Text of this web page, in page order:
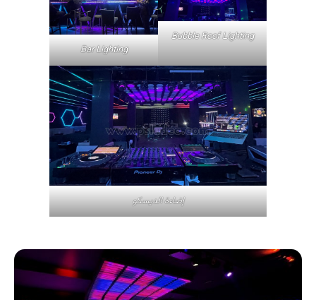
Bubble Roof Lighting
Bar Lighting
إضاءة الديسكو